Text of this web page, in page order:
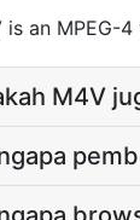
is an MPEG-
M4V